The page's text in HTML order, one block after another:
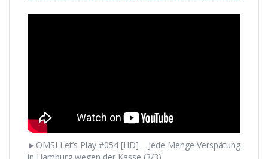
►OMSI Let’s Play #054 [HD] – Jede Menge Verspätung